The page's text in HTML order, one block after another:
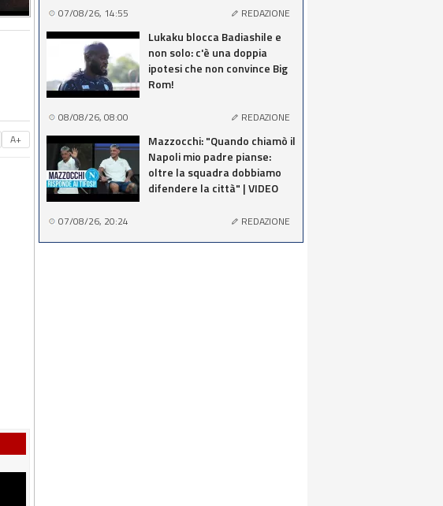
A+
07/08/26, 14:55 REDAZIONE
Lukaku blocca Badiashile e
non solo: c'è una doppia
ipotesi che non convince Big
Rom!
08/08/26, 08:00 REDAZIONE
Mazzocchi: "Quando chiamò il
Napoli mio padre pianse:
oltre la squadra dobbiamo
difendere la città" | VIDEO
07/08/26, 20:24 REDAZIONE